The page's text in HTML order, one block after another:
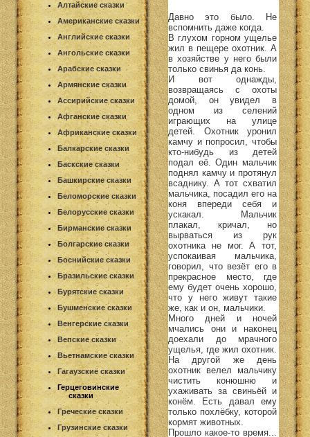
Алтайские сказки
Американские сказки
Английские сказки
Ангольские сказки
Арабские сказки
Армянские сказки
Ассирийские сказки
Афганские сказки
Африканские сказки
Балкарские сказки
Баскские сказки
Башкирские сказки
Беломорские сказки
Белорусские сказки
Бирманские сказки
Болгарские сказки
Боснийские сказки
Бразильские сказки
Бурятские сказки
Бушменские сказки
Венгерские сказки
Вепские сказки
Вьетнамские сказки
Гагаузские сказки
Герцеговинские
сказки
Греческие сказки
Грузинские сказки
Давно это было. Не
вспомнить даже когда.
В глухом горном ущелье
жил в пещере охотник. А
в хозяйстве у него были
только свинья да конь.
И вот однажды,
возвращаясь с охоты
домой, он увидел в
одном из селений
играющих на улице
детей. Охотник уронил
камчу и попросил, чтобы
кто-нибудь из детей
подал её. Один мальчик
поднял камчу и протянул
всаднику. А тот схватил
мальчика, посадил его на
коня впереди себя и
ускакал. Мальчик
плакал, кричал, но
вырваться из рук
охотника не мог. А тот,
успокаивая мальчика,
говорил, что везёт его в
прекрасное место, где
ему будет очень хорошо,
что у него живут такие
же, как и он, мальчики.
Много дней и ночей
мчались они и наконец
доехали до мрачного
ущелья, где жил охотник.
На другой же день
охотник велел мальчику
чистить конюшню и
ухаживать за свиньёй и
конём. Есть давал ему
только похлёбку, которой
кормят животных.
Прошло какое-то время...